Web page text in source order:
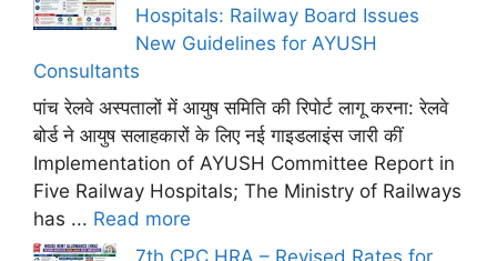
Hospitals: Railway Board Issues
New Guidelines for AYUSH
Consultants
पांच रेलवे अस्पतालों में आयुष समिति की रिपोर्ट लागू करना: रेलवे
बोर्ड ने आयुष सलाहकारों के लिए नई गाइडलाइंस जारी कीं
Implementation of AYUSH Committee Report in
Five Railway Hospitals; The Ministry of Railways
has ... Read more
7th CPC HRA – Revised Rates for